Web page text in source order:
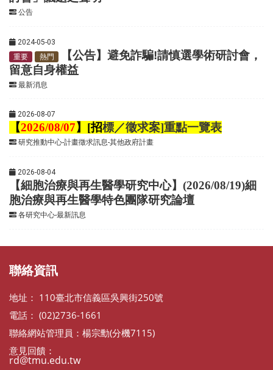
公告
2024-05-03
重要
熱門
【公告】避免詐騙!請慎選學術研討會，
留意自身權益
最新消息
2026-08-07
【2026/08/07】 [招標／徵求案]重點一覽表
研究推動中心-計畫徵求訊息-其他政府計畫
2026-08-04
【細胞治療與再生醫學研究中心】(2026/08/19)細
胞治療與再生醫學特色團隊研究論壇
各研究中心-最新訊息
聯絡資訊
地址： 110臺北市信義區吳興街250號
電話： (02)2736-1661
聯絡網站管理員：楊宗勳(分機7115)
意見回饋：
rd@tmu.edu.tw